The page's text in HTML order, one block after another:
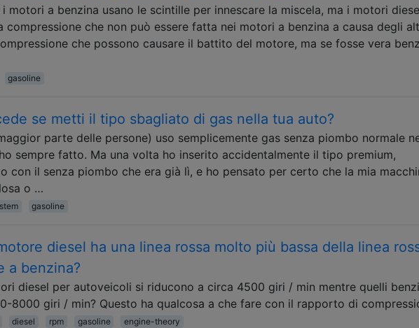
motori a benzina usano le scintille per innescare la miscela, ma i motori
compressione che non può essere fatta nei motori a benzina a causa degli
che possono causare il battito del motore, ma se fosse vera
gasoline
se metti il ​​tipo sbagliato di gas nella tua auto?
parte delle persone) uso semplicemente gas senza piombo normale
sempre fatto. Ma una volta ho inserito accidentalmente il tipo premium,
con il senza piombo che era già lì, e ho pensato per certo che la mia
o …
gasoline
diesel ha una linea rossa molto più bassa della linea
a benzina?
diesel per autoveicoli si riducono a circa 4500 giri / min mentre quelli
8000 giri / min? Questo ha qualcosa a che fare con il rapporto di
diesel rpm gasoline engine-theory